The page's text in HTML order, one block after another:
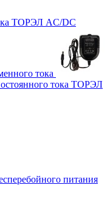
ТОРЭЛ AC/DC
тока
тока ТОРЭЛ
питания